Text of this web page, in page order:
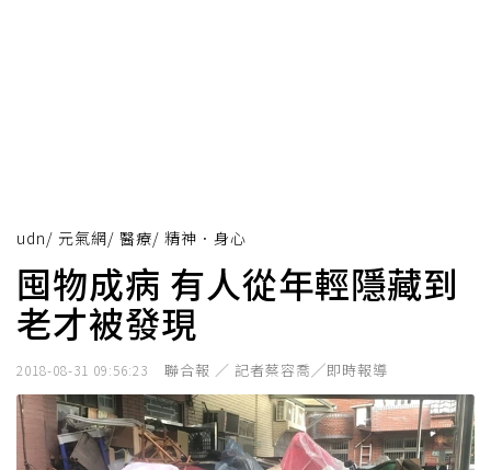
udn/ 元氣網/ 醫療/ 精神．身心
囤物成病 有人從年輕隱藏到
老才被發現
2018-08-31 09:56:23 聯合報 ／ 記者蔡容喬╱即時報導